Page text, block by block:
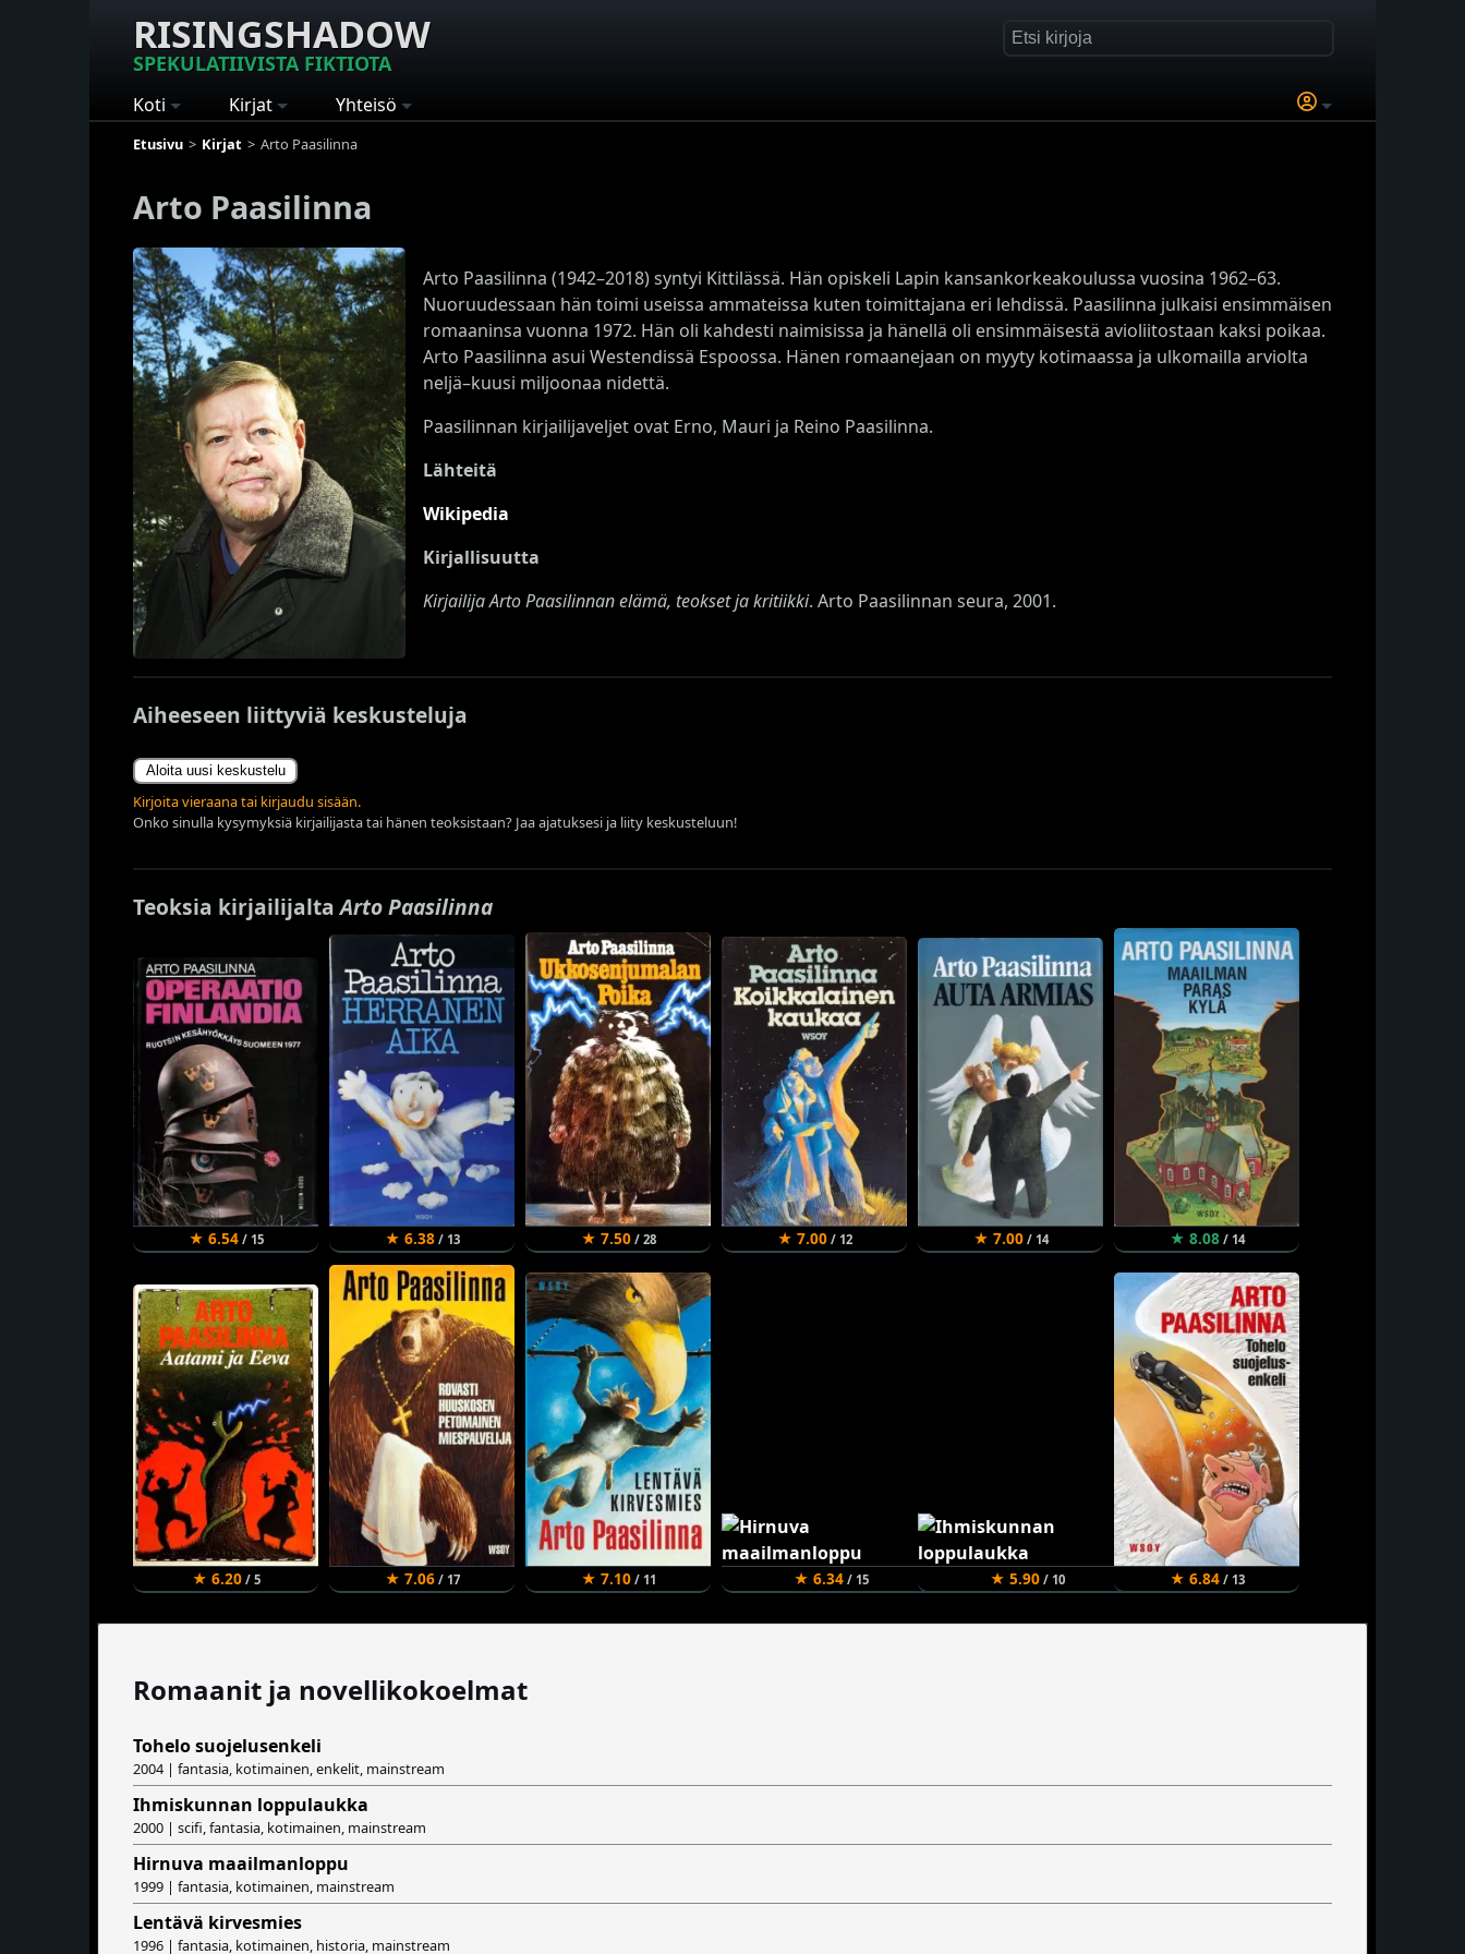
RISINGSHADOW
SPEKULATIIVISTA FIKTIOTA
Koti Kirjat Yhteisö
Etusivu Kirjat Arto Paasilinna
Arto Paasilinna
Arto Paasilinna (1942–2018) syntyi Kittilässä. Hän opiskeli Lapin kansankorkeakoulussa vuosina 1962–63.
Nuoruudessaan hän toimi useissa ammateissa kuten toimittajana eri lehdissä. Paasilinna julkaisi ensimmäisen
romaaninsa vuonna 1972. Hän oli kahdesti naimisissa ja hänellä oli ensimmäisestä avioliitostaan kaksi poikaa.
Arto Paasilinna asui Westendissä Espoossa. Hänen romaanejaan on myyty kotimaassa ja ulkomailla arviolta
neljä–kuusi miljoonaa nidettä.
Paasilinnan kirjailijaveljet ovat Erno, Mauri ja Reino Paasilinna.
Lähteitä
Wikipedia
Kirjallisuutta
Kirjailija Arto Paasilinnan elämä, teokset ja kritiikki. Arto Paasilinnan seura, 2001.
Aiheeseen liittyviä keskusteluja
Aloita uusi keskustelu
Kirjoita vieraana tai kirjaudu sisään.
Onko sinulla kysymyksiä kirjailijasta tai hänen teoksistaan? Jaa ajatuksesi ja liity keskusteluun!
Teoksia kirjailijaltaArto Paasilinna
★ 6.54/ 15 ★ 6.38/ 13 ★ 7.50/ 28 ★ 7.00/ 12 ★ 7.00/ 14 ★ 8.08/ 14
★ 6.20/ 5 ★ 7.06/ 17 ★ 7.10/ 11 ★ 6.34/ 15 ★ 5.90/ 10 ★ 6.84/ 13
Romaanit ja novellikokoelmat
Tohelo suojelusenkeli
2004 | fantasia, kotimainen, enkelit, mainstream
Ihmiskunnan loppulaukka
2000 | scifi, fantasia, kotimainen, mainstream
Hirnuva maailmanloppu
1999 | fantasia, kotimainen, mainstream
Lentävä kirvesmies
1996 | fantasia, kotimainen, historia, mainstream